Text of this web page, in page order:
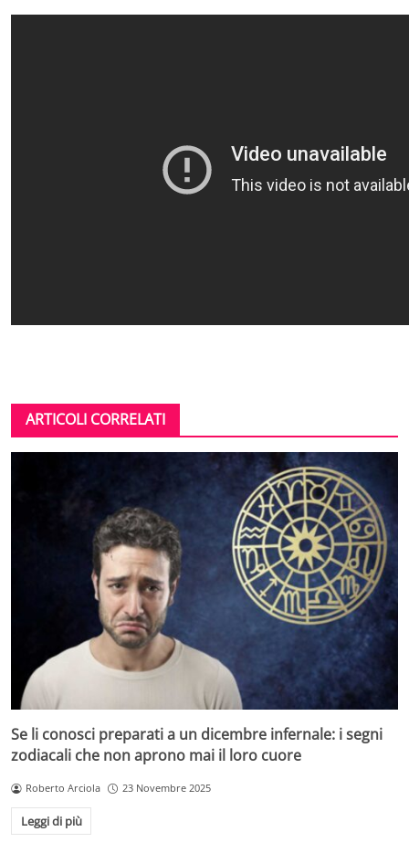
ARTICOLI CORRELATI
Se li conosci preparati a un dicembre infernale: i segni
zodiacali che non aprono mai il loro cuore
Roberto Arciola 23 Novembre 2025
Leggi di più